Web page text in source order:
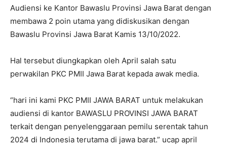
Audiensi ke Kantor Bawaslu Provinsi Jawa Barat dengan
membawa 2 poin utama yang didiskusikan dengan
Bawaslu Provinsi Jawa Barat Kamis 13/10/2022.
Hal tersebut diungkapkan oleh April salah satu
perwakilan PKC PMII Jawa Barat kepada awak media.
“hari ini kami PKC PMII JAWA BARAT untuk melakukan
audiensi di kantor BAWASLU PROVINSI JAWA BARAT
terkait dengan penyelenggaraan pemilu serentak tahun
2024 di Indonesia terutama di jawa barat.” ucap april